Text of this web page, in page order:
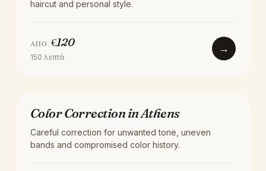
haircut and personal style.
ΑΠΌ €120
150 λεπτά
→
ΧΡΏΜΑ
Color Correction in Athens
Careful correction for unwanted tone, uneven
bands and compromised color history.